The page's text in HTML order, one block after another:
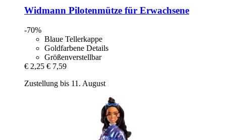
Widmann Pilotenmütze für Erwachsene
-70%
Blaue Tellerkappe
Goldfarbene Details
Größenverstellbar
€ 2,25 € 7,59
Zustellung bis 11. August